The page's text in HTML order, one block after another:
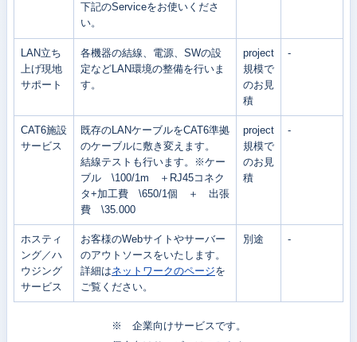
下記のServiceをお使いくださ
い。
LAN立ち
上げ現地
サポート
各機器の結線、電源、SWの設
定などLAN環境の整備を行いま
す。
project
規模で
のお見
積
-
CAT6施設
サービス
既存のLANケーブルをCAT6準拠
のケーブルに敷き変えます。
結線テストも行います。※ケー
ブル \100/1m ＋RJ45コネク
タ+加工費 \650/1個 ＋ 出張
費 \35.000
project
規模で
のお見
積
-
ホスティ
ング／ハ
ウジング
サービス
お客様のWebサイトやサーバー
のアウトソースをいたします。
詳細はネットワークのページを
ご覧ください。
別途 -
※ 企業向けサービスです。